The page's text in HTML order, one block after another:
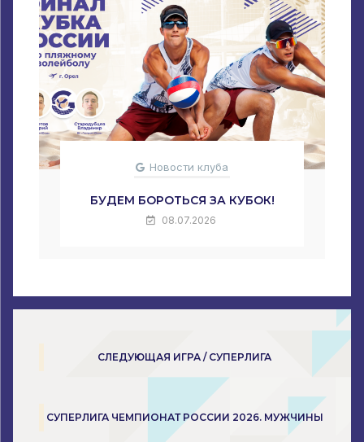
Новости клуба
БУДЕМ БОРОТЬСЯ ЗА КУБОК!
08.07.2026
СЛЕДУЮЩАЯ ИГРА / СУПЕРЛИГА
СУПЕРЛИГА ЧЕМПИОНАТ РОССИИ 2026. МУЖЧИНЫ